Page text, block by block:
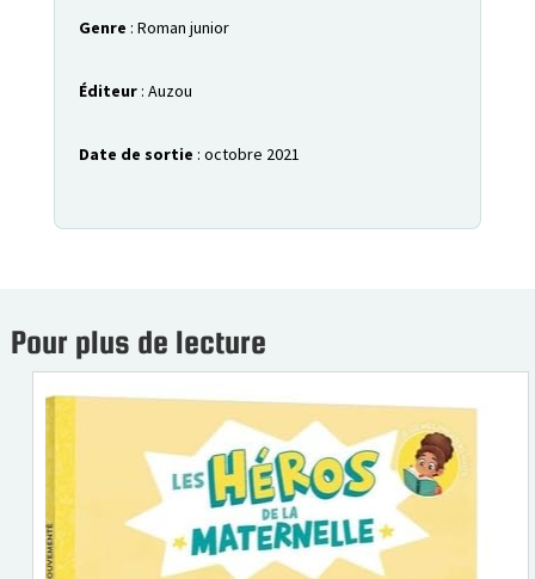
Genre : Roman junior
Éditeur: Auzou
Date de sortie : octobre 2021
Pour plus de lecture